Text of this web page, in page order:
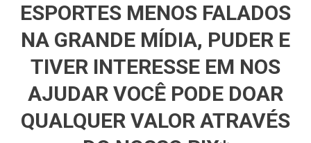
ESPORTES MENOS FALADOS
NA GRANDE MÍDIA, PUDER E
TIVER INTERESSE EM NOS
AJUDAR VOCÊ PODE DOAR
QUALQUER VALOR ATRAVÉS